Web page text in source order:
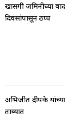
खासगी जमिनीच्या
दिवसांपासून ठप्प
अभिजीत दीपके
ताब्यात